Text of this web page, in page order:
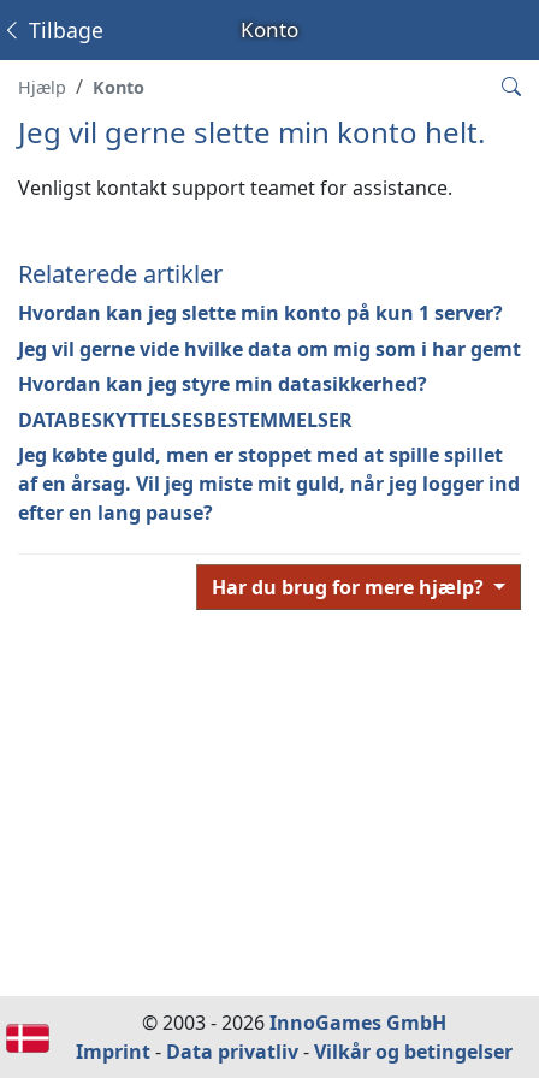
Konto
Tilbage
Hjælp Konto
Jeg vil gerne slette min konto helt.
Venligst kontakt support teamet for assistance.
Relaterede artikler
Hvordan kan jeg slette min konto på kun 1 server?
Jeg vil gerne vide hvilke data om mig som i har gemt
Hvordan kan jeg styre min datasikkerhed?
DATABESKYTTELSESBESTEMMELSER
Jeg købte guld, men er stoppet med at spille spillet
af en årsag. Vil jeg miste mit guld, når jeg logger ind
efter en lang pause?
Har du brug for mere hjælp?
© 2003 - 2026InnoGames GmbH
Imprint- Data privatliv-Vilkår og betingelser